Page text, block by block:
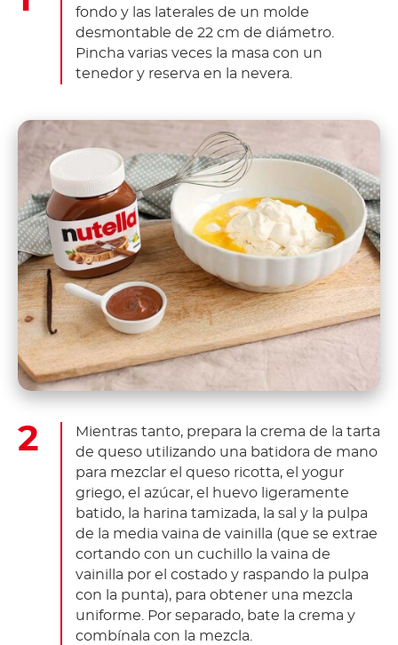
fondo y las laterales de un molde
desmontable de 22 cm de diámetro.
Pincha varias veces la masa con un
tenedor y reserva en la nevera.
Mientras tanto, prepara la crema de la tarta
de queso utilizando una batidora de mano
para mezclar el queso ricotta, el yogur
griego, el azúcar, el huevo ligeramente
batido, la harina tamizada, la sal y la pulpa
de la media vaina de vainilla (que se extrae
cortando con un cuchillo la vaina de
vainilla por el costado y raspando la pulpa
con la punta), para obtener una mezcla
uniforme. Por separado, bate la crema y
combínala con la mezcla.